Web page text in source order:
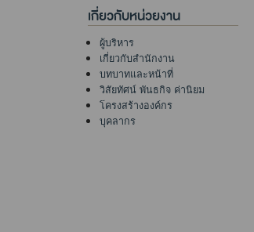
เกี่ยวกับหน่วยงาน
ผู้บริหาร
เกี่ยวกับสำนักงาน
บทบาทและหน้าที่
วิสัยทัศน์ พันธกิจ ค่านิยม
โครงสร้างองค์กร
บุคลากร